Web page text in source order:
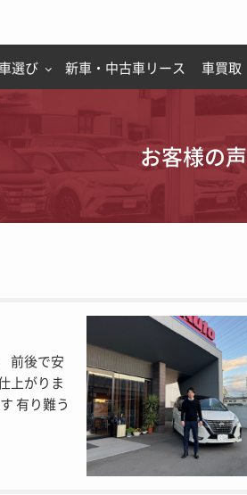
選び 新車・中古車リース 車買取
お客様の声
前後で安
上がりま
有り難う